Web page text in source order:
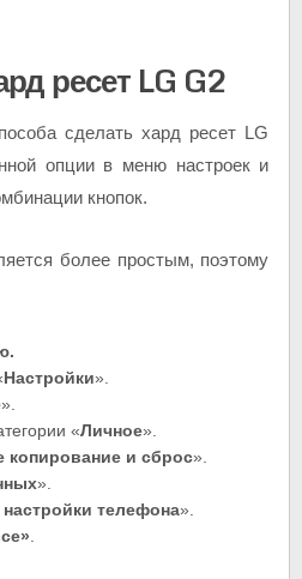
ресет LG G2
сделать хард ресет LG
опции в меню настроек и
кнопок.
более простым, поэтому
Настройки».
».
«Личное».
копирование и сброс».
».
телефона».